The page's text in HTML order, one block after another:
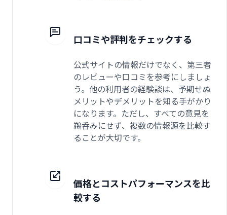
口コミや評判をチェックする
公式サイトの情報だけでなく、第三者
のレビューや口コミを参考にしましょ
う。他の利用者の経験談は、予期せぬ
メリットやデメリットを知る手がかり
になります。ただし、すべての意見を
鵜呑みにせず、複数の情報源を比較す
ることが大切です。
価格とコストパフォーマンスを比
較する